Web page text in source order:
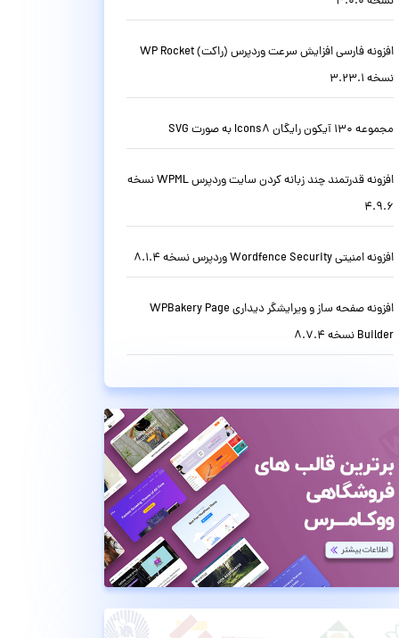
افزونه فارسی افزایش سرعت وردپرس (راکت) WP Rocket
نسخه 3.23.1
مجموعه 130 آیکون رایگان Icons8 به صورت SVG
افزونه قدرتمند چند زبانه کردن سایت وردپرس WPML نسخه
4.9.6
افزونه امنیتی Wordfence Security وردپرس نسخه 8.1.4
افزونه صفحه ساز و ویرایشگر دیداری WPBakery Page
Builder نسخه 8.7.4